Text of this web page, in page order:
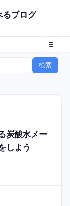
るブログ
☰
検索
炭酸水メー
しよう